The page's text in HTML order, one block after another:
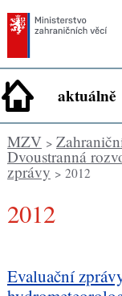
aktuálně
MZV>
Dvoustranná
zprávy > 2012
2012
Evaluační